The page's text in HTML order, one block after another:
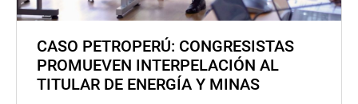
CASO PETROPERÚ: CONGRESISTAS
PROMUEVEN INTERPELACIÓN AL
TITULAR DE ENERGÍA Y MINAS